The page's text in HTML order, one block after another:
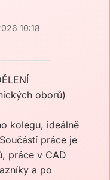
10:18
oborů)
kolegu, ideálně
práce je
práce v CAD
a po